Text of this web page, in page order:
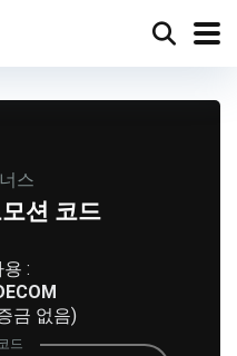
스
션 코드
:
금 없음)
드